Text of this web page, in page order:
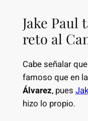
Jake Paul
reto al
Cabe señalar que
famoso que en
Álvarez, pues
hizo lo propio.